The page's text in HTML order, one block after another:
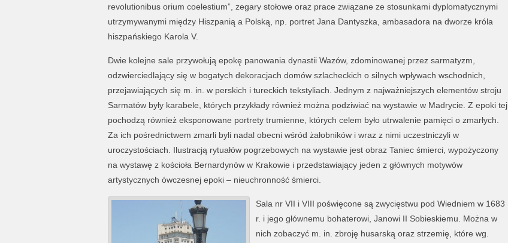
revolutionibus orium coelestium”, zegary stołowe oraz prace związane ze stosunkami dyplomatycznymi
utrzymywanymi między Hiszpanią a Polską, np. portret Jana Dantyszka, ambasadora na dworze króla
hiszpańskiego Karola V.
Dwie kolejne sale przywołują epokę panowania dynastii Wazów, zdominowanej przez sarmatyzm,
odzwierciedlający się w bogatych dekoracjach domów szlacheckich o silnych wpływach wschodnich,
przejawiających się m. in. w perskich i tureckich tekstyliach. Jednym z najważniejszych elementów stroju
Sarmatów były karabele, których przykłady również można podziwiać na wystawie w Madrycie. Z epoki tej
pochodzą również eksponowane portrety trumienne, których celem było utrwalenie pamięci o zmarłych.
Za ich pośrednictwem zmarli byli nadal obecni wśród żałobników i wraz z nimi uczestniczyli w
uroczystościach. Ilustracją rytuałów pogrzebowych na wystawie jest obraz Taniec śmierci, wypożyczony
na wystawę z kościoła Bernardynów w Krakowie i przedstawiający jeden z głównych motywów
artystycznych ówczesnej epoki – nieuchronność śmierci.
Sala nr VII i VIII poświęcone są zwycięstwu pod Wiedniem w 1683
r. i jego głównemu bohaterowi, Janowi II Sobieskiemu. Można w
nich zobaczyć m. in. zbroję husarską oraz strzemię, które wg.